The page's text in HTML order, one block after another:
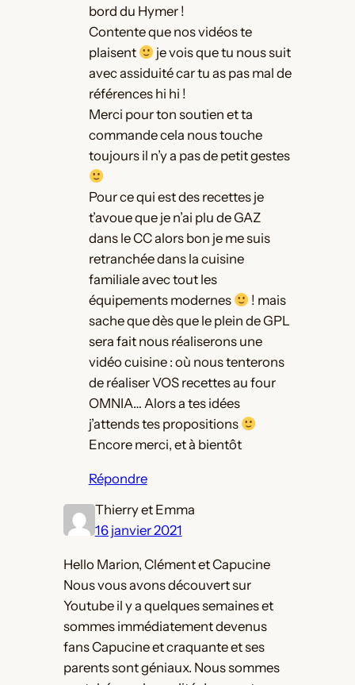
bord du Hymer !
Contente que nos vidéos te
plaisent
je vois que tu nous suit
avec assiduité car tu as pas mal de
références hi hi !
Merci pour ton soutien et ta
commande cela nous touche
toujours il n’y a pas de petit gestes
Pour ce qui est des recettes je
t’avoue que je n’ai plu de GAZ
dans le CC alors bon je me suis
retranchée dans la cuisine
familiale avec tout les
équipements modernes
! mais
sache que dès que le plein de GPL
sera fait nous réaliserons une
vidéo cuisine : où nous tenterons
de réaliser VOS recettes au four
OMNIA… Alors a tes idées
j’attends tes propositions
Encore merci, et à bientôt
Répondre
Thierry et Emma
16 janvier 2021
Hello Marion, Clément et Capucine
Nous vous avons découvert sur
Youtube il y a quelques semaines et
sommes immédiatement devenus
fans Capucine et craquante et ses
parents sont géniaux. Nous sommes